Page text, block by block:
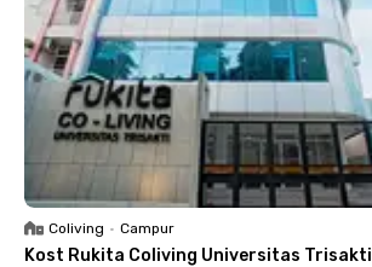
Coliving • Campur
Kost Rukita Coliving Universitas Trisakti